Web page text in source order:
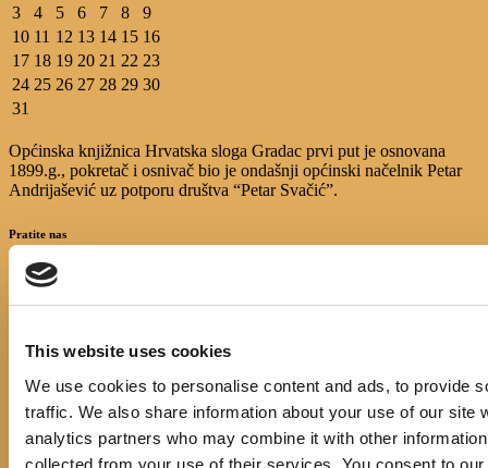
This website uses cookies
We use cookies to personalise content and ads, to provide
traffic. We also share information about your use of our site
analytics partners who may combine it with other
collected from your use of their services. You consent to
3
4 5 6 7 8
9
10 11 12 13 14 15 16
17 18 19 20 21 22 23
24 25 26 27 28 29 30
31
Općinska knjižnica Hrvatska sloga Gradac prvi put je osnovana
1899.g., pokretač i osnivač bio je ondašnji općinski načelnik Petar
Andrijašević uz potporu društva “Petar Svačić”.
Pratite nas
IZBORNIK
Početna
Events
Novosti
E-katalog